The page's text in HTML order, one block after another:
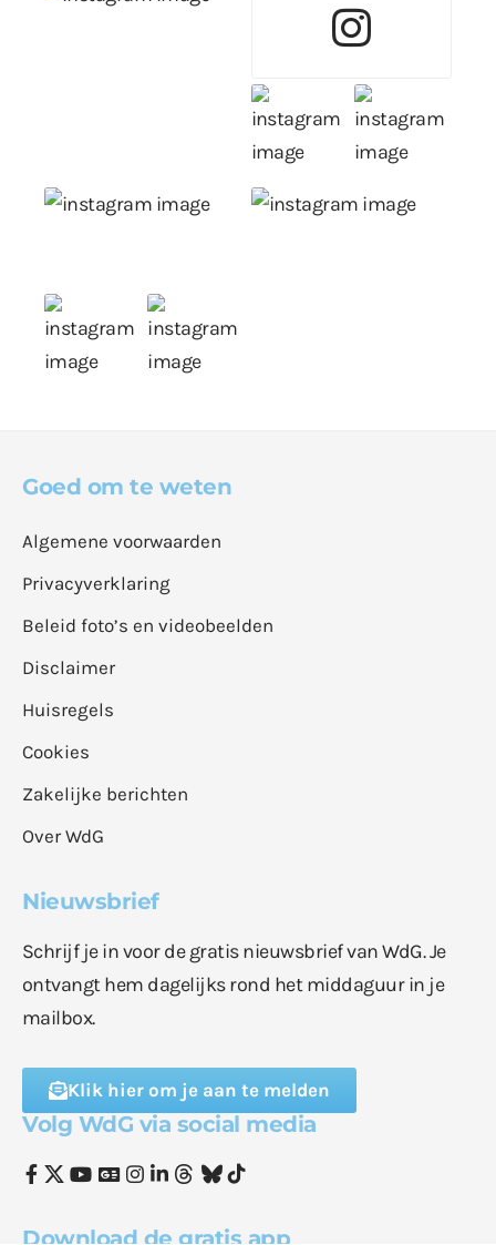
Goed om te weten
Algemene voorwaarden
Privacyverklaring
Beleid foto’s en videobeelden
Disclaimer
Huisregels
Cookies
Zakelijke berichten
Over WdG
Nieuwsbrief
Schrijf je in voor de gratis nieuwsbrief van WdG. Je
ontvangt hem dagelijks rond het middaguur in je
mailbox.
Klik hier om je aan te melden
Volg WdG via social media
Download de gratis app